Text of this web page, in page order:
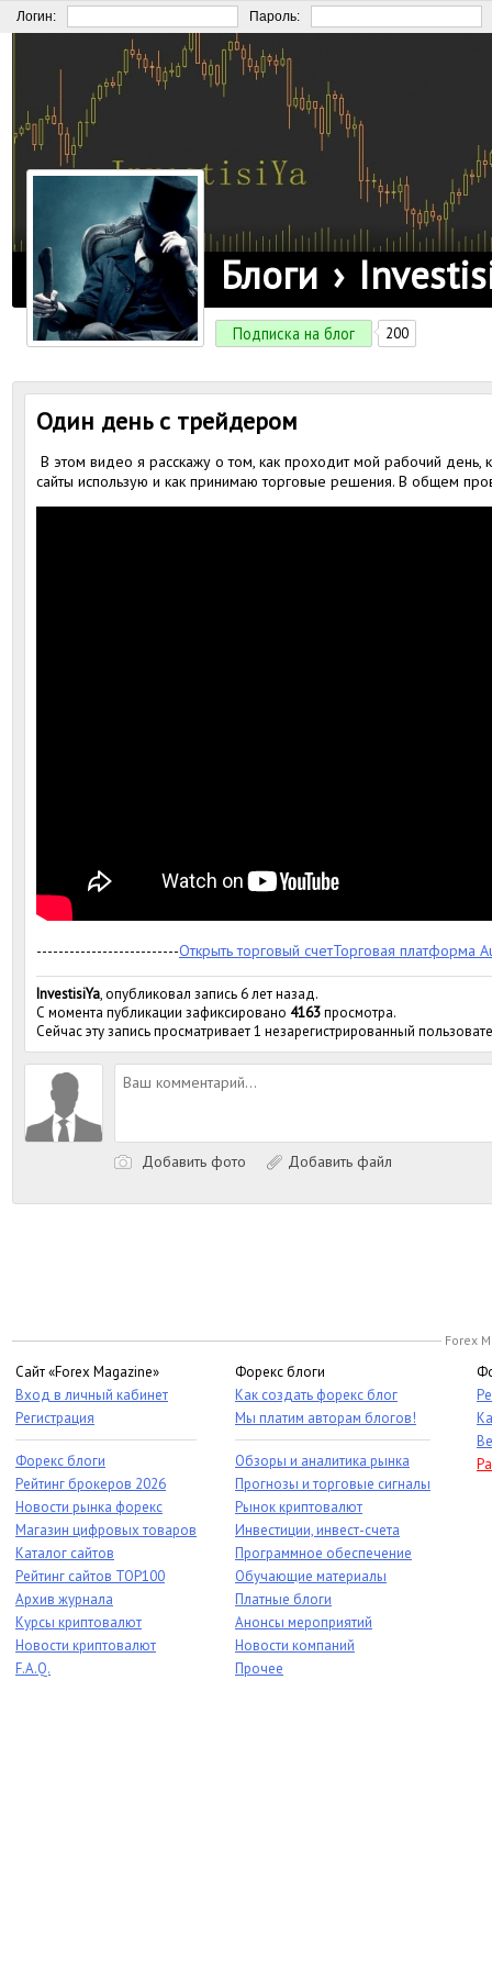
Логин: Пароль:
Блоги ›
Подписка на блог 200
Один день с трейдером
В этом видео я расскажу о том, как проходит мой рабочий день,
сайты использую и как принимаю торговые решения. В общем
--------------------------Открыть торговый счетТорговая платформа
InvestisiYa, опубликовал запись 6 лет назад.
С момента публикации зафиксировано 4163просмотра.
Сейчас эту запись просматривает 1 незарегистрированный
Добавить фото Добавить файл
Forex
Сайт «Forex Magazine»
Вход в личный кабинет
Регистрация
Форекс блоги
Рейтинг брокеров 2026
Новости рынка форекс
Магазин цифровых товаров
Каталог сайтов
Рейтинг сайтов TOP100
Архив журнала
Курсы криптовалют
Новости криптовалют
F.A.Q.
Форекс блоги
Как создать форекс блог
Мы платим авторам блогов!
Обзоры и аналитика рынка
Прогнозы и торговые сигналы
Рынок криптовалют
Инвестиции, инвест-счета
Программное обеспечение
Обучающие материалы
Платные блоги
Анонсы мероприятий
Новости компаний
Прочее